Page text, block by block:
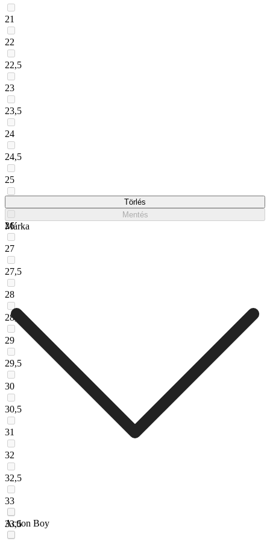
21
22
22,5
23
23,5
24
24,5
25
26
27
27,5
28
28,5
29
29,5
30
30,5
31
32
32,5
33
33,5
Törlés
Mentés
Márka
Action Boy